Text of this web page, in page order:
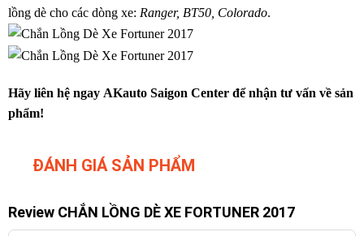
lồng dè cho các dòng xe: Ranger, BT50, Colorado.
Hãy liên hệ ngay AKauto Saigon Center để nhận tư vấn về sản
phẩm!
ĐÁNH GIÁ SẢN PHẨM
Review CHẮN LỒNG DÈ XE FORTUNER 2017